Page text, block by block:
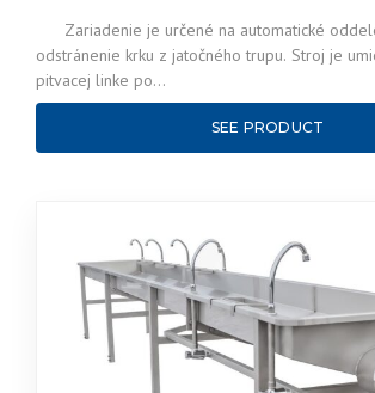
Zariadenie je určené na automatické
odstránenie krku z jatočného trupu. Stroj je
pitvacej linke po…
SEE PRODUCT